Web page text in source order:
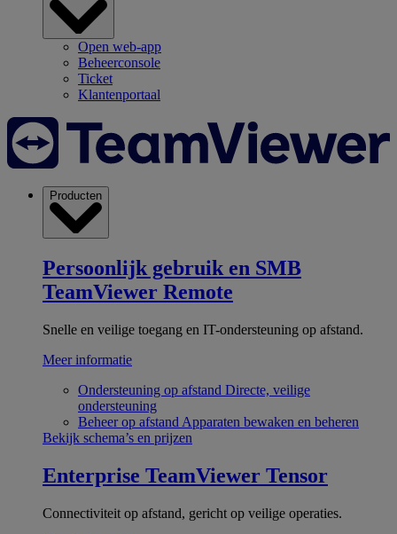
Open web-app
Beheerconsole
Ticket
Klantenportaal
Producten
Persoonlijk gebruik en SMB
TeamViewer Remote
Snelle en veilige toegang en IT-ondersteuning op afstand.
Meer informatie
Ondersteuning op afstand Directe, veilige
ondersteuning
Beheer op afstand Apparaten bewaken en beheren
Bekijk schema’s en prijzen
Enterprise TeamViewer Tensor
Connectiviteit op afstand, gericht op veilige operaties.